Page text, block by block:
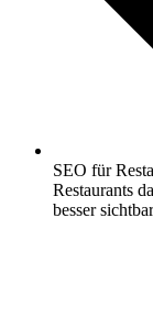
SEO für
Restaurants
besser